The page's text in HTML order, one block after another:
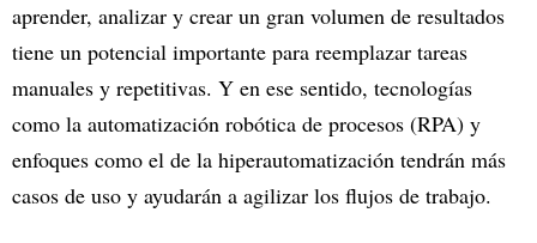
aprender, analizar y crear un gran volumen de resultados
tiene un potencial importante para reemplazar tareas
manuales y repetitivas. Y en ese sentido, tecnologías
como la automatización robótica de procesos (RPA) y
enfoques como el de la hiperautomatización tendrán más
casos de uso y ayudarán a agilizar los flujos de trabajo.